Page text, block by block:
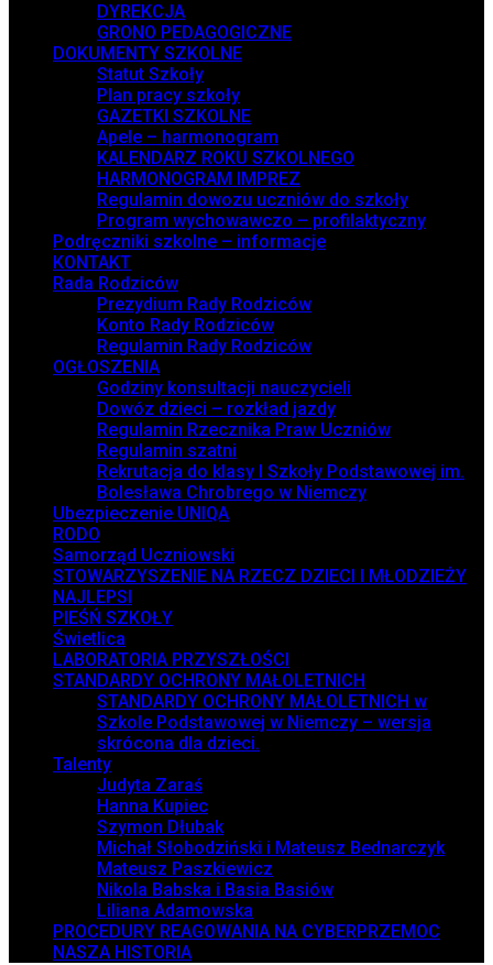
DYREKCJA
GRONO PEDAGOGICZNE
DOKUMENTY SZKOLNE
Statut Szkoły
Plan pracy szkoły
GAZETKI SZKOLNE
Apele – harmonogram
KALENDARZ ROKU SZKOLNEGO
HARMONOGRAM IMPREZ
Regulamin dowozu uczniów do szkoły
Program wychowawczo – profilaktyczny
Podręczniki szkolne – informacje
KONTAKT
Rada Rodziców
Prezydium Rady Rodziców
Konto Rady Rodziców
Regulamin Rady Rodziców
OGŁOSZENIA
Godziny konsultacji nauczycieli
Dowóz dzieci – rozkład jazdy
Regulamin Rzecznika Praw Uczniów
Regulamin szatni
Rekrutacja do klasy I Szkoły Podstawowej im.
Bolesława Chrobrego w Niemczy
Ubezpieczenie UNIQA
RODO
Samorząd Uczniowski
STOWARZYSZENIE NA RZECZ DZIECI I MŁODZIEŻY
NAJLEPSI
PIEŚŃ SZKOŁY
Świetlica
LABORATORIA PRZYSZŁOŚCI
STANDARDY OCHRONY MAŁOLETNICH
STANDARDY OCHRONY MAŁOLETNICH w
Szkole Podstawowej w Niemczy – wersja
skrócona dla dzieci.
Talenty
Judyta Zaraś
Hanna Kupiec
Szymon Dłubak
Michał Słobodziński i Mateusz Bednarczyk
Mateusz Paszkiewicz
Nikola Babska i Basia Basiów
Liliana Adamowska
PROCEDURY REAGOWANIA NA CYBERPRZEMOC
NASZA HISTORIA